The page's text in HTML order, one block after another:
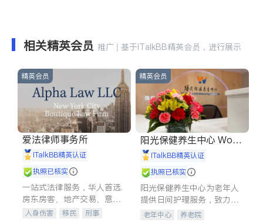
相关精英会员 推广 | 基于iTalkBB精英会员，进行展示
精英会员
爱法律师事务所
iTalkBB精英认证
执照已核实
一站式法律服务，华人首选.
房东房客、地产交易、意外
伤害、车祸重伤、商业诉
人身伤害 移民
刑事
精英会员
阳光保健养生中心 World
shine
iTalkBB精英认证
执照已核实
阳光保健养生中心为老年人
提供日间护理服务，致力于
通过持续的护理创新来有效
老年中心 养老院